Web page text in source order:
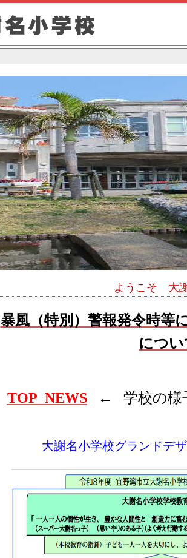
ようこそ 大謝名小
暴風（特別）警報発令時等
につい
TOP NEWS ← 学校の様
大謝名小学校グランドデ